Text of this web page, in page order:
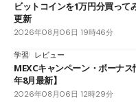
ビットコインを1万円分買って
更新
2026年08月06日 19時46分
学習 レビュー
MEXCキャンペーン・ボーナ
年8月最新】
2026年08月06日 12時29分